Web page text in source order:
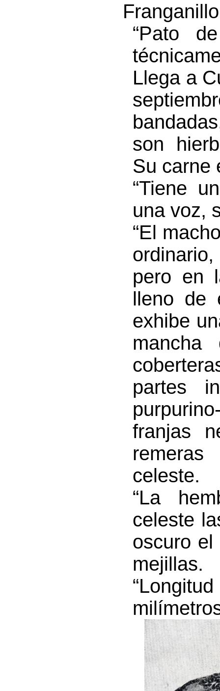
“Pato
Llega a
son
Su carne
“Tiene
una voz,
“El
pero en
lleno de
exhibe
partes
franjas
celeste.
“La
celeste
oscuro el
mejillas.